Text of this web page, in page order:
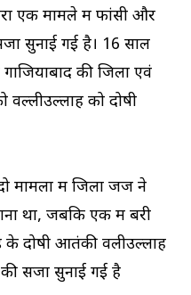
एक मामले में फांसी और
सुनाई गई है। 16 साल
की जिला एवं
को दोषी
मामलों में जिला जज ने
था, जबकि एक में बरी
के दोषी आतंकी वलीउल्लाह
सजा सुनाई गई है